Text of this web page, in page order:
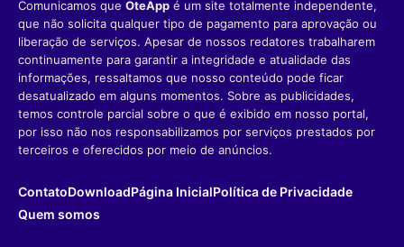
Comunicamos que OteApp é um site totalmente independente,
que não solicita qualquer tipo de pagamento para aprovação ou
liberação de serviços. Apesar de nossos redatores trabalharem
continuamente para garantir a integridade e atualidade das
informações, ressaltamos que nosso conteúdo pode ficar
desatualizado em alguns momentos. Sobre as publicidades,
temos controle parcial sobre o que é exibido em nosso portal,
por isso não nos responsabilizamos por serviços prestados por
terceiros e oferecidos por meio de anúncios.
ContatoDownloadPágina InicialPolítica de Privacidade
Quem somos